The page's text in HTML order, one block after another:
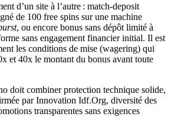
d’un site à l’autre : match‑deposit
de 100 free spins sur une machine
, ou encore bonus sans dépôt limité à
sans engagement financier initial. Il est
les conditions de mise (wagering) qui
et 40x le montant du bonus avant toute
doit combiner protection technique solide,
par Innovation Idf.Org, diversité des
transparentes sans exigences